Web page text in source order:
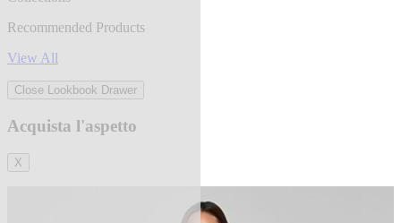
Recommended Products
View All
Close Lookbook Drawer
Acquista l'aspetto
X